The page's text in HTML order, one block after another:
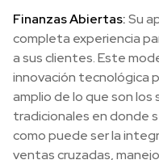
Finanzas Abiertas:Su
completa experiencia
a sus clientes. Este
innovación tecnológica
amplio de lo que son los
tradicionales en donde
como puede ser la
ventas cruzadas,